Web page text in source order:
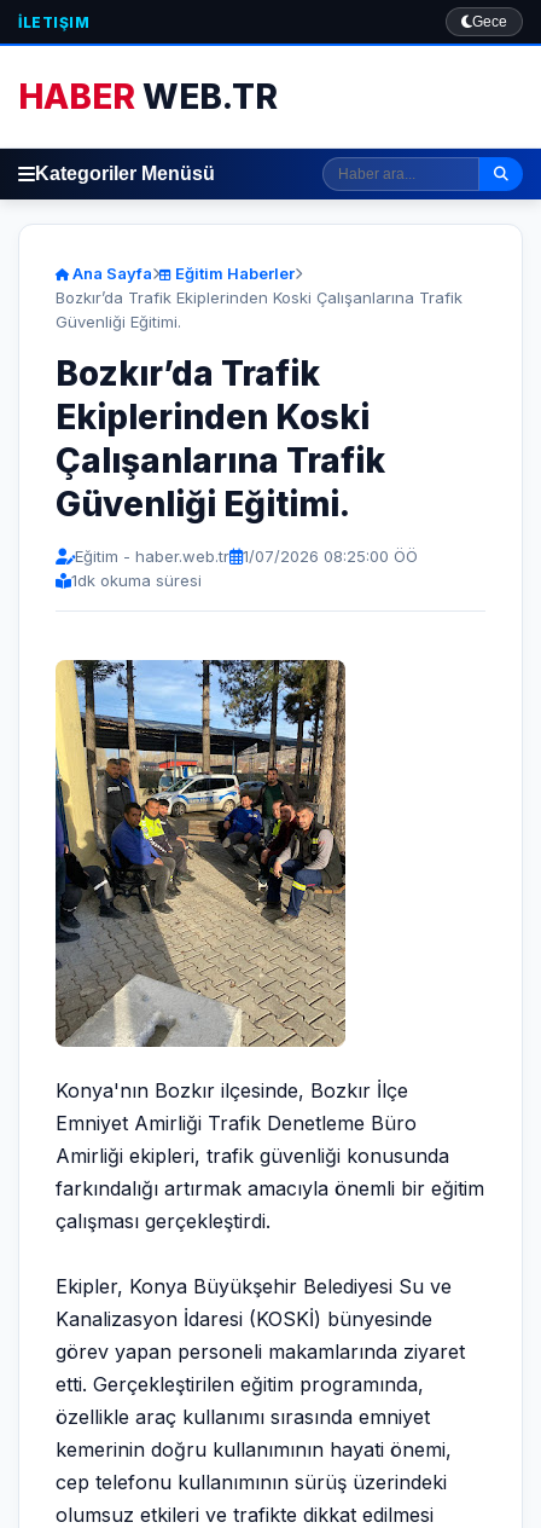
İLETIŞIM Gece
HABERWEB.TR
Kategoriler Menüsü
Ana Sayfa
Eğitim Haberler
Bozkır’da Trafik Ekiplerinden Koski Çalışanlarına Trafik
Güvenliği Eğitimi.
Bozkır’da Trafik
Ekiplerinden Koski
Çalışanlarına Trafik
Güvenliği Eğitimi.
Eğitim - haber.web.tr
1/07/2026 08:25:00 ÖÖ
1dk okuma süresi
Konya'nın Bozkır ilçesinde, Bozkır İlçe
Emniyet Amirliği Trafik Denetleme Büro
Amirliği ekipleri, trafik güvenliği konusunda
farkındalığı artırmak amacıyla önemli bir eğitim
çalışması gerçekleştirdi.
Ekipler, Konya Büyükşehir Belediyesi Su ve
Kanalizasyon İdaresi (KOSKİ) bünyesinde
görev yapan personeli makamlarında ziyaret
etti. Gerçekleştirilen eğitim programında,
özellikle araç kullanımı sırasında emniyet
kemerinin doğru kullanımının hayati önemi,
cep telefonu kullanımının sürüş üzerindeki
olumsuz etkileri ve trafikte dikkat edilmesi